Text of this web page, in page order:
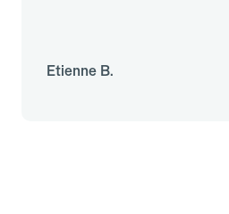
Etienne B.